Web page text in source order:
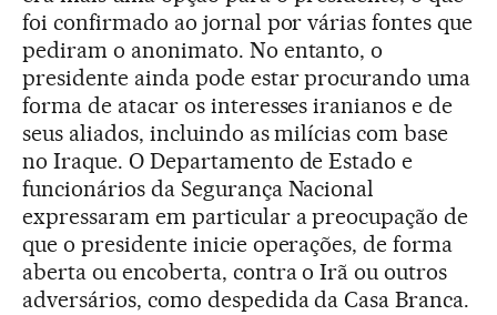
foi confirmado ao jornal por várias fontes que
pediram o anonimato. No entanto, o
presidente ainda pode estar procurando uma
forma de atacar os interesses iranianos e de
seus aliados, incluindo as milícias com base
no Iraque. O Departamento de Estado e
funcionários da Segurança Nacional
expressaram em particular a preocupação de
que o presidente inicie operações, de forma
aberta ou encoberta, contra o Irã ou outros
adversários, como despedida da Casa Branca.